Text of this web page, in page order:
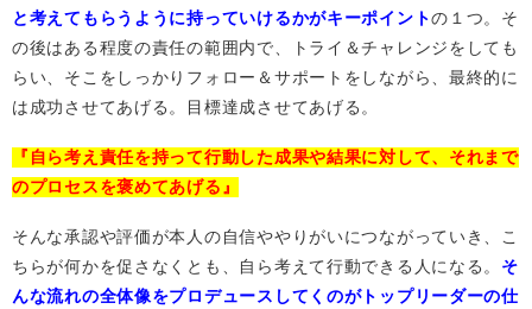
と考えてもらうように持っていけるかがキーポイントの１つ。そ
の後はある程度の責任の範囲内で、トライ＆チャレンジをしても
らい、そこをしっかりフォロー＆サポートをしながら、最終的に
は成功させてあげる。目標達成させてあげる。
『自ら考え責任を持って行動した成果や結果に対して、それまで
のプロセスを褒めてあげる』
そんな承認や評価が本人の自信ややりがいにつながっていき、こ
ちらが何かを促さなくとも、自ら考えて行動できる人になる。 そ
んな流れの全体像をプロデュースしてくのがトップリーダーの仕